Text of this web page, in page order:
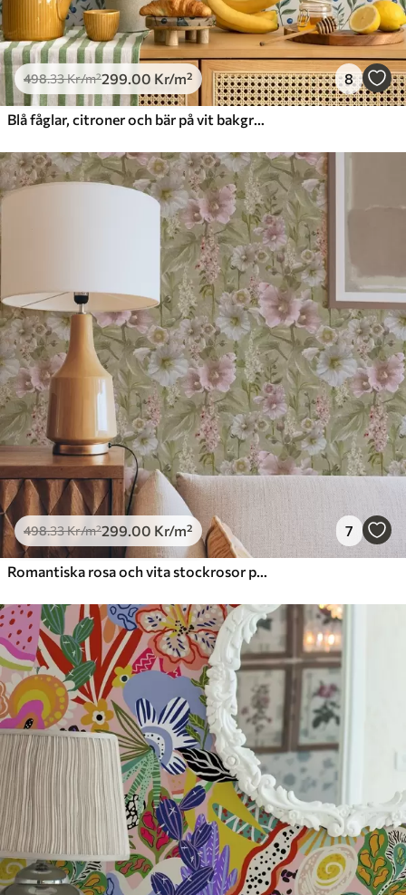
Premiumvinyl
725.00435.00Kr/m²
498.33Kr/m²299.00 Kr/m² 8
Blå fåglar, citroner och bär på vit bakgrund
498.33Kr/m²299.00 Kr/m² 7
Romantiska rosa och vita stockrosor på dämpad grönska